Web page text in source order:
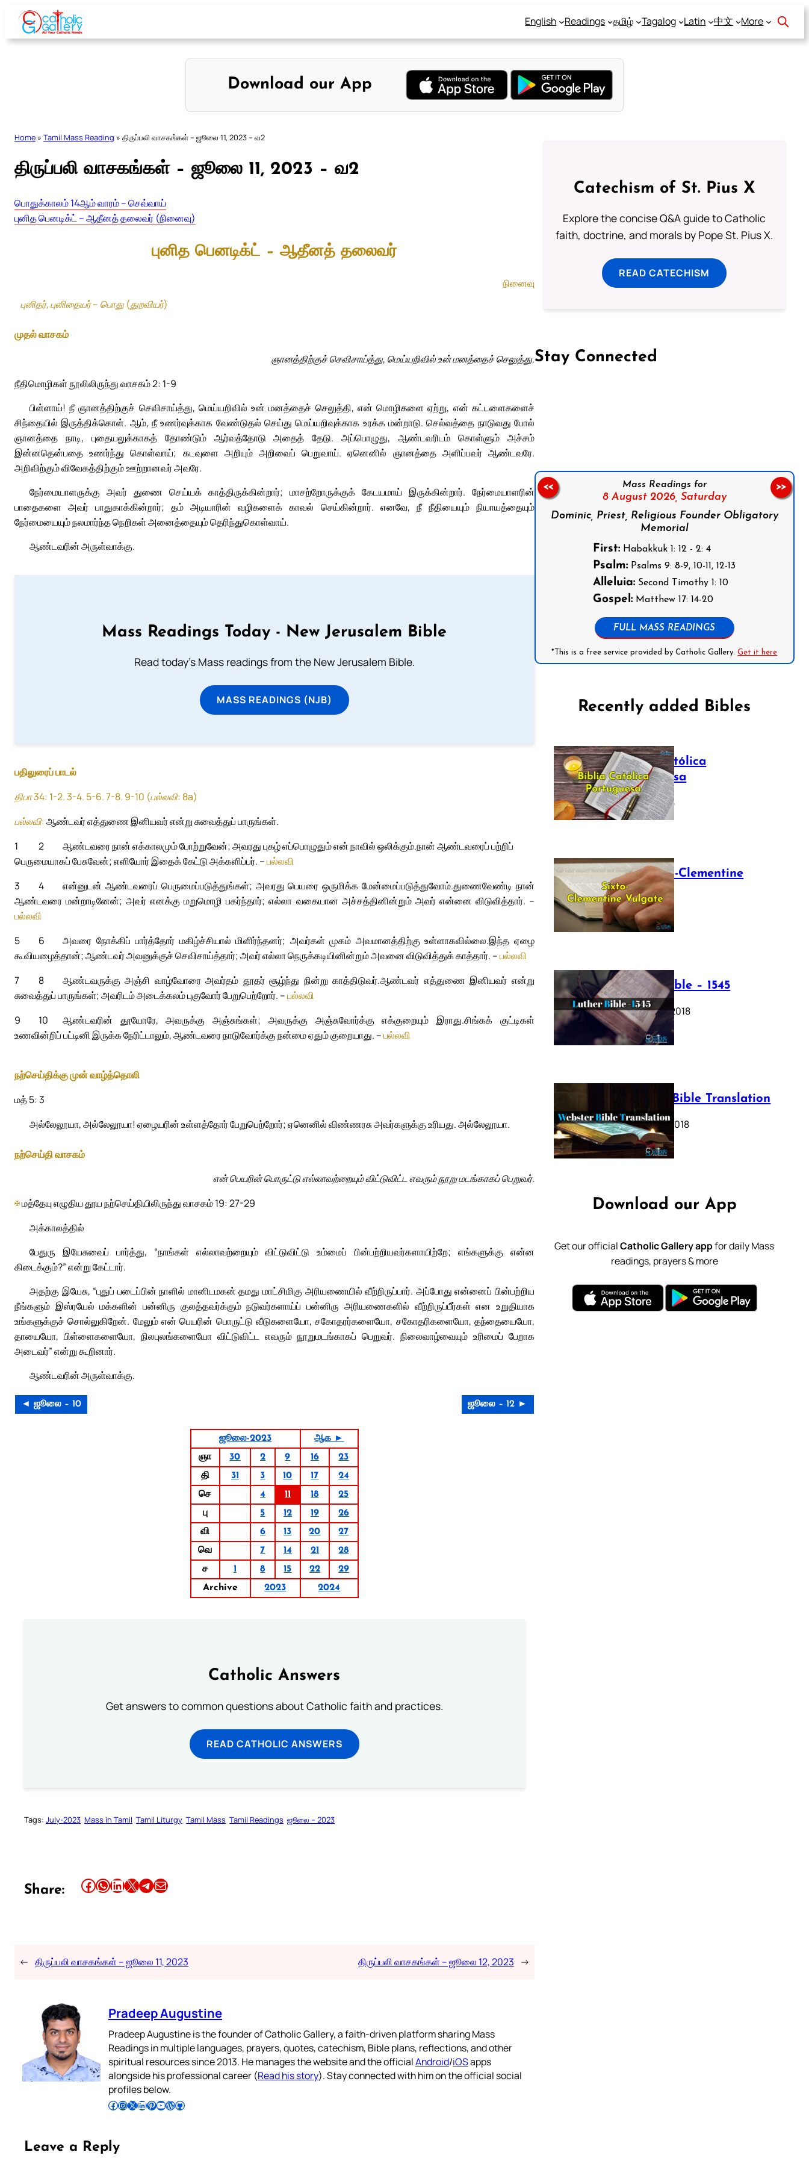
Skip
content
English Readings தமிழ் Tagalog Latin 中文 More
Download our App
Home » Tamil Mass Reading » திருப்பலி வாசகங்கள் – ஜூலை 11, 2023 – வ2
திருப்பலி வாசகங்கள் – ஜூலை 11, 2023 – வ2
பொதுக்காலம் 14ஆம் வாரம் – செவ்வாய்
புனித பெனடிக்ட் – ஆதீனத் தலைவர் (நினைவு)
புனித பெனடிக்ட் – ஆதீனத் தலைவர்
நினைவு
புனிதர், புனிதையர் – பொது (துறவியர்)
முதல் வாசகம்
ஞானத்திற்குச் செவிசாய்த்து, மெய்யறிவில் உன் மனத்தைச் செலுத்து.
நீதிமொழிகள் நூலிலிருந்து வாசகம் 2: 1-9
பிள்ளாய்! நீ ஞானத்திற்குச் செவிசாய்த்து, மெய்யறிவில் உன் மனத்தைச் செலுத்தி, என் மொழிகளை ஏற்று, என் கட்டளைகளைச்
சிந்தையில் இருத்திக்கொள். ஆம், நீ உணர்வுக்காக வேண்டுதல் செய்து மெய்யறிவுக்காக உரக்க மன்றாடு. செல்வத்தை நாடுவது போல்
ஞானத்தை நாடி, புதையலுக்காகத் தோண்டும் ஆர்வத்தோடு அதைத் தேடு. அப்பொழுது, ஆண்டவரிடம் கொள்ளும் அச்சம்
இன்னதென்பதை உணர்ந்து கொள்வாய்; கடவுளை அறியும் அறிவைப் பெறுவாய். ஏனெனில் ஞானத்தை அளிப்பவர் ஆண்டவரே.
அறிவிற்கும் விவேகத்திற்கும் ஊற்றானவர் அவரே.
நேர்மையாளருக்கு அவர் துணை செய்யக் காத்திருக்கின்றார்; மாசற்றோருக்குக் கேடயமாய் இருக்கின்றார். நேர்மையாளரின்
பாதைகளை அவர் பாதுகாக்கின்றார்; தம் அடியாரின் வழிகளைக் காவல் செய்கின்றார். எனவே, நீ நீதியையும் நியாயத்தையும்
நேர்மையையும் நலமார்ந்த நெறிகள் அனைத்தையும் தெரிந்துகொள்வாய்.
ஆண்டவரின் அருள்வாக்கு.
Mass Readings Today - New Jerusalem Bible
Read today's Mass readings from the New Jerusalem Bible.
MASS READINGS (NJB)
பதிலுரைப் பாடல்
திபா 34: 1-2. 3-4. 5-6. 7-8. 9-10 (பல்லவி: 8a)
பல்லவி:ஆண்டவர் எத்துணை இனியவர் என்று சுவைத்துப் பாருங்கள்.
1
ஆண்டவரை நான் எக்காலமும் போற்றுவேன்; அவரது புகழ் எப்பொழுதும் என் நாவில் ஒலிக்கும்.
2
நான் ஆண்டவரைப் பற்றிப்
பெருமையாகப் பேசுவேன்; எளியோர் இதைக் கேட்டு அக்களிப்பர். –பல்லவி
3
என்னுடன் ஆண்டவரைப் பெருமைப்படுத்துங்கள்; அவரது பெயரை ஒருமிக்க மேன்மைப்படுத்துவோம்.
4
துணைவேண்டி நான்
ஆண்டவரை மன்றாடினேன்; அவர் எனக்கு மறுமொழி பகர்ந்தார்; எல்லா வகையான அச்சத்தினின்றும் அவர் என்னை விடுவித்தார். –
பல்லவி
5
அவரை நோக்கிப் பார்த்தோர் மகிழ்ச்சியால் மிளிர்ந்தனர்; அவர்கள் முகம் அவமானத்திற்கு உள்ளாகவில்லை.
6
இந்த ஏழை
கூவியழைத்தான்; ஆண்டவர் அவனுக்குச் செவிசாய்த்தார்; அவர் எல்லா நெருக்கடியினின்றும் அவனை விடுவித்துக் காத்தார். –பல்லவி
7
ஆண்டவருக்கு அஞ்சி வாழ்வோரை அவர்தம் தூதர் சூழ்ந்து நின்று காத்திடுவர்.
8
ஆண்டவர் எத்துணை இனியவர் என்று
சுவைத்துப் பாருங்கள்; அவரிடம் அடைக்கலம் புகுவோர் பேறுபெற்றோர். –பல்லவி
9
ஆண்டவரின் தூயோரே, அவருக்கு அஞ்சுங்கள்; அவருக்கு அஞ்சுவோர்க்கு எக்குறையும் இராது.
10
சிங்கக் குட்டிகள்
உணவின்றிப் பட்டினி இருக்க நேரிட்டாலும், ஆண்டவரை நாடுவோர்க்கு நன்மை ஏதும் குறையாது. –பல்லவி
நற்செய்திக்கு முன் வாழ்த்தொலி
மத் 5: 3
அல்லேலூயா, அல்லேலூயா! ஏழையரின் உள்ளத்தோர் பேறுபெற்றோர்; ஏனெனில் விண்ணரசு அவர்களுக்கு உரியது. அல்லேலூயா.
நற்செய்தி வாசகம்
என் பெயரின் பொருட்டு எல்லாவற்றையும் விட்டுவிட்ட எவரும் நூறு மடங்காகப் பெறுவர்.
✠மத்தேயு எழுதிய தூய நற்செய்தியிலிருந்து வாசகம் 19: 27-29
அக்காலத்தில்
பேதுரு இயேசுவைப் பார்த்து, “நாங்கள் எல்லாவற்றையும் விட்டுவிட்டு உம்மைப் பின்பற்றியவர்களாயிற்றே; எங்களுக்கு என்ன
கிடைக்கும்?” என்று கேட்டார்.
அதற்கு இயேசு, “புதுப் படைப்பின் நாளில் மானிடமகன் தமது மாட்சிமிகு அரியணையில் வீற்றிருப்பார். அப்போது என்னைப் பின்பற்றிய
நீங்களும் இஸ்ரயேல் மக்களின் பன்னிரு குலத்தவர்க்கும் நடுவர்களாய்ப் பன்னிரு அரியணைகளில் வீற்றிருப்பீர்கள் என உறுதியாக
உங்களுக்குச் சொல்லுகிறேன். மேலும் என் பெயரின் பொருட்டு வீடுகளையோ, சகோதரர்களையோ, சகோதரிகளையோ, தந்தையையோ,
தாயையோ, பிள்ளைகளையோ, நிலபுலங்களையோ விட்டுவிட்ட எவரும் நூறுமடங்காகப் பெறுவர். நிலைவாழ்வையும் உரிமைப் பேறாக
அடைவர்” என்று கூறினார்.
ஆண்டவரின் அருள்வாக்கு.
◄ ஜூலை – 10 ஜூலை – 12 ►
ஜூலை-2023
ஆக ►
ஞா
30 2 9 16
23
தி
31 3 10 17
24
செ
4 11 18
25
பு
5 12 19
26
வி
6 13 20
27
வெ
7 14 21
28
ச
1 8 15 22
29
Archive
2023 2024
Catholic Answers
Get answers to common questions about Catholic faith and practices.
READ CATHOLIC ANSWERS
Tags: July-2023 Mass in Tamil Tamil Liturgy Tamil Mass Tamil Readings ஜூலை – 2023
Share: Share this article on Facebook Share this article on WhatsApp Share this article on LinkedIn Share this article on X Share this article on TelegramEmail this Article
← திருப்பலி வாசகங்கள் – ஜூலை 11, 2023 திருப்பலி வாசகங்கள் – ஜூலை 12, 2023 →
Pradeep Augustine
Pradeep Augustine is the founder of Catholic Gallery, a faith-driven platform sharing Mass
Readings in multiple languages, prayers, quotes, catechism, Bible plans, reflections, and other
spiritual resources since 2013. He manages the website and the officialAndroid/iOSapps
alongside his professional career (Read his story). Stay connected with him on the official social
profiles below.
Follow Pradeep on Facebook Follow Pradeep on InstagramFollow Pradeep on X Follow Pradeep on LinkedIn Follow Pradeep on Pinterest Subscribe to Pradeep’s Youtube Channel Follow Pradeep on WordPress Follow Pradeep on GitHub
Leave a Reply
Catechism of St. Pius X
Explore the concise Q&A guide to Catholic
faith, doctrine, and morals by Pope St. Pius X.
READ CATECHISM
Stay Connected
Follow us on Facebook
Mass Readings for
8 August 2026, Saturday
Dominic, Priest, Religious Founder Obligatory
Memorial
First: Habakkuk 1: 12 - 2: 4
Psalm: Psalms 9: 8-9, 10-11, 12-13
Alleluia: Second Timothy 1: 10
Gospel: Matthew 17: 14-20
FULL MASS READINGS
*This is a free service provided by Catholic Gallery.Get it here
<< >>
Recently added Bibles
Bíblia Católica
Portuguesa
July 16, 2025
The Sixto-Clementine
Vulgate
July 12, 2025
Luther Bible – 1545
October 17, 2018
Webster Bible Translation
October 11, 2018
Download our App
Get our officialCatholic Gallery appfor daily Mass
readings, prayers & more